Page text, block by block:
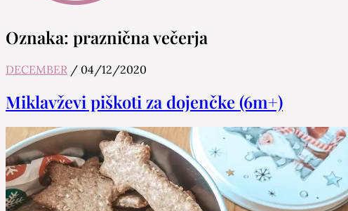
Mamina Maza
Blog & Portal za starše in bodoče starše
Oznaka: praznična večerja
DECEMBER / 04/12/2020
Miklavževi piškoti za dojenčke (6m+)